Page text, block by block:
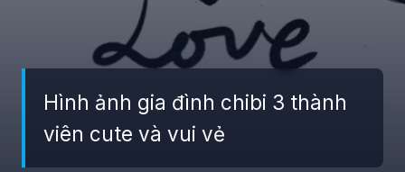
Hình ảnh gia đình chibi 3 thành
viên cute và vui vẻ